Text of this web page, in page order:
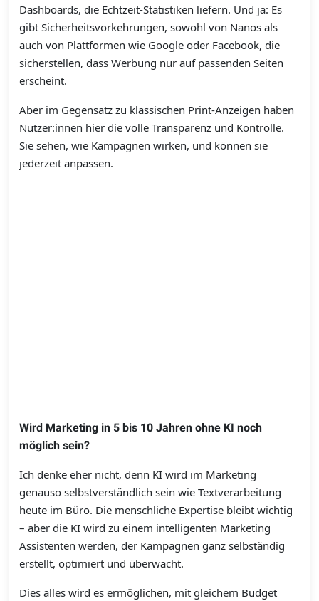
Dashboards, die Echtzeit-Statistiken liefern. Und ja: Es
gibt Sicherheitsvorkehrungen, sowohl von Nanos als
auch von Plattformen wie Google oder Facebook, die
sicherstellen, dass Werbung nur auf passenden Seiten
erscheint.
Aber im Gegensatz zu klassischen Print-Anzeigen haben
Nutzer:innen hier die volle Transparenz und ­Kontrolle.
Sie ­sehen, wie Kampagnen wirken, und können sie
jederzeit anpassen.
Wird Marketing in 5 bis 10 Jahren ohne KI noch
möglich sein?
Ich denke eher nicht, denn KI wird im Marketing
genauso selbstverständlich sein wie Textverarbeitung
heute im Büro. Die menschliche Expertise bleibt wichtig
– aber die KI wird zu einem intelligenten Marketing
Assistenten werden, der Kampagnen ganz selbständig
erstellt, optimiert und überwacht.
Dies alles wird es ermöglichen, mit gleichem Budget